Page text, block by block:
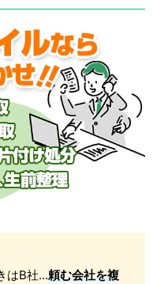
はB社…頼む会社を複